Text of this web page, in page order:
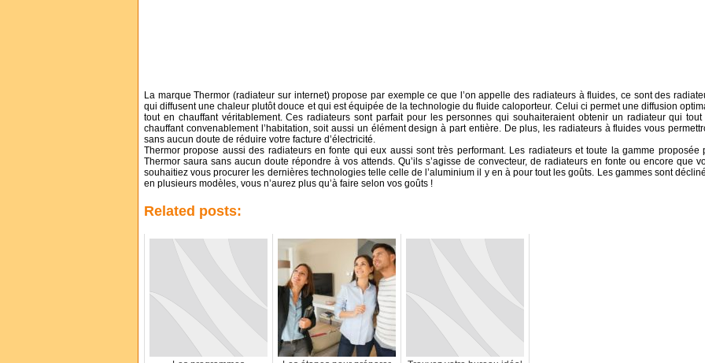
La marque Thermor (radiateur sur internet) propose par exemple ce que l’on appelle des radiateurs à fluides, ce sont des
qui diffusent une chaleur plutôt douce et qui est équipée de la technologie du fluide caloporteur. Celui ci permet une diffusion
tout en chauffant véritablement. Ces radiateurs sont parfait pour les personnes qui souhaiteraient obtenir un radiateur qui tout
chauffant convenablement l’habitation, soit aussi un élément design à part entière. De plus, les radiateurs à fluides vous
sans aucun doute de réduire votre facture d’électricité.
Thermor propose aussi des radiateurs en fonte qui eux aussi sont très performant. Les radiateurs et toute la gamme proposée
Thermor saura sans aucun doute répondre à vos attends. Qu’ils s’agisse de convecteur, de radiateurs en fonte ou encore que
souhaitiez vous procurer les dernières technologies telle celle de l’aluminium il y en à pour tout les goûts. Les gammes sont
en plusieurs modèles, vous n’aurez plus qu’à faire selon vos goûts !
Related posts: